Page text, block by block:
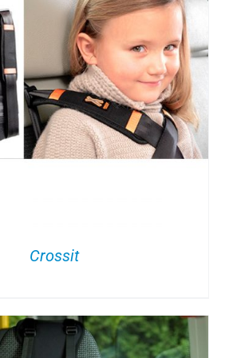
Crossit